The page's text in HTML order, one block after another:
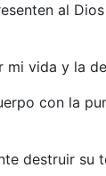
al
mi vida y la
con la
destruir su